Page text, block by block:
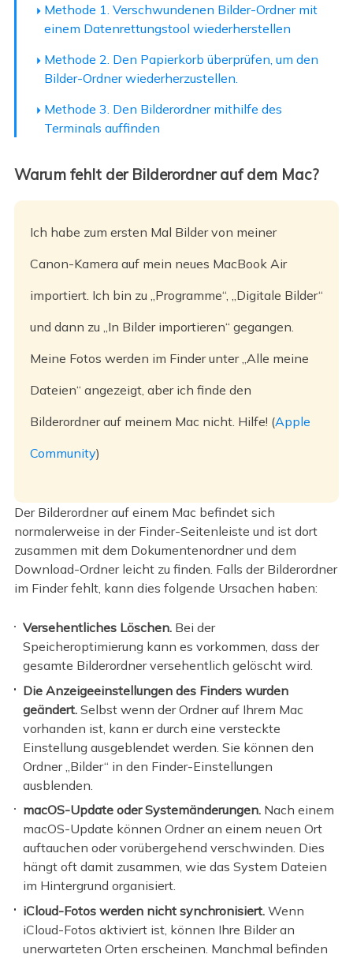
Methode 1. Verschwundenen Bilder-Ordner mit
einem Datenrettungstool wiederherstellen
Methode 2. Den Papierkorb überprüfen, um den
Bilder-Ordner wiederherzustellen.
Methode 3. Den Bilderordner mithilfe des
Terminals auffinden
Warum fehlt der Bilderordner auf dem Mac?
Ich habe zum ersten Mal Bilder von meiner
Canon-Kamera auf mein neues MacBook Air
importiert. Ich bin zu „Programme“, „Digitale Bilder“
und dann zu „In Bilder importieren“ gegangen.
Meine Fotos werden im Finder unter „Alle meine
Dateien“ angezeigt, aber ich finde den
Bilderordner auf meinem Mac nicht. Hilfe! (Apple
Community)
Der Bilderordner auf einem Mac befindet sich
normalerweise in der Finder-Seitenleiste und ist dort
zusammen mit dem Dokumentenordner und dem
Download-Ordner leicht zu finden. Falls der Bilderordner
im Finder fehlt, kann dies folgende Ursachen haben:
Versehentliches Löschen. Bei der
Speicheroptimierung kann es vorkommen, dass der
gesamte Bilderordner versehentlich gelöscht wird.
Die Anzeigeeinstellungen des Finders wurden
geändert. Selbst wenn der Ordner auf Ihrem Mac
vorhanden ist, kann er durch eine versteckte
Einstellung ausgeblendet werden. Sie können den
Ordner „Bilder“ in den Finder-Einstellungen
ausblenden.
macOS-Update oder Systemänderungen. Nach einem
macOS-Update können Ordner an einem neuen Ort
auftauchen oder vorübergehend verschwinden. Dies
hängt oft damit zusammen, wie das System Dateien
im Hintergrund organisiert.
iCloud-Fotos werden nicht synchronisiert. Wenn
iCloud-Fotos aktiviert ist, können Ihre Bilder an
unerwarteten Orten erscheinen. Manchmal befinden